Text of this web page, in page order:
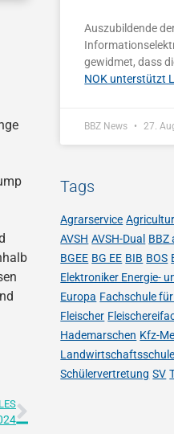
Auszubildende
gewidmet, dass
NOK unterstützt
BBZ News 27.
Tags
Agrarservice
AVSH AVSH-Dual BBZ
BGEE BG EE BIB BOS
Elektroniker Energie-
Europa Fachschule
Fleischer
Hademarschen Kfz-
Landwirtschaftsschule
Schülervertretung SV